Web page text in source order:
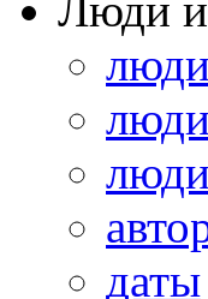
даты